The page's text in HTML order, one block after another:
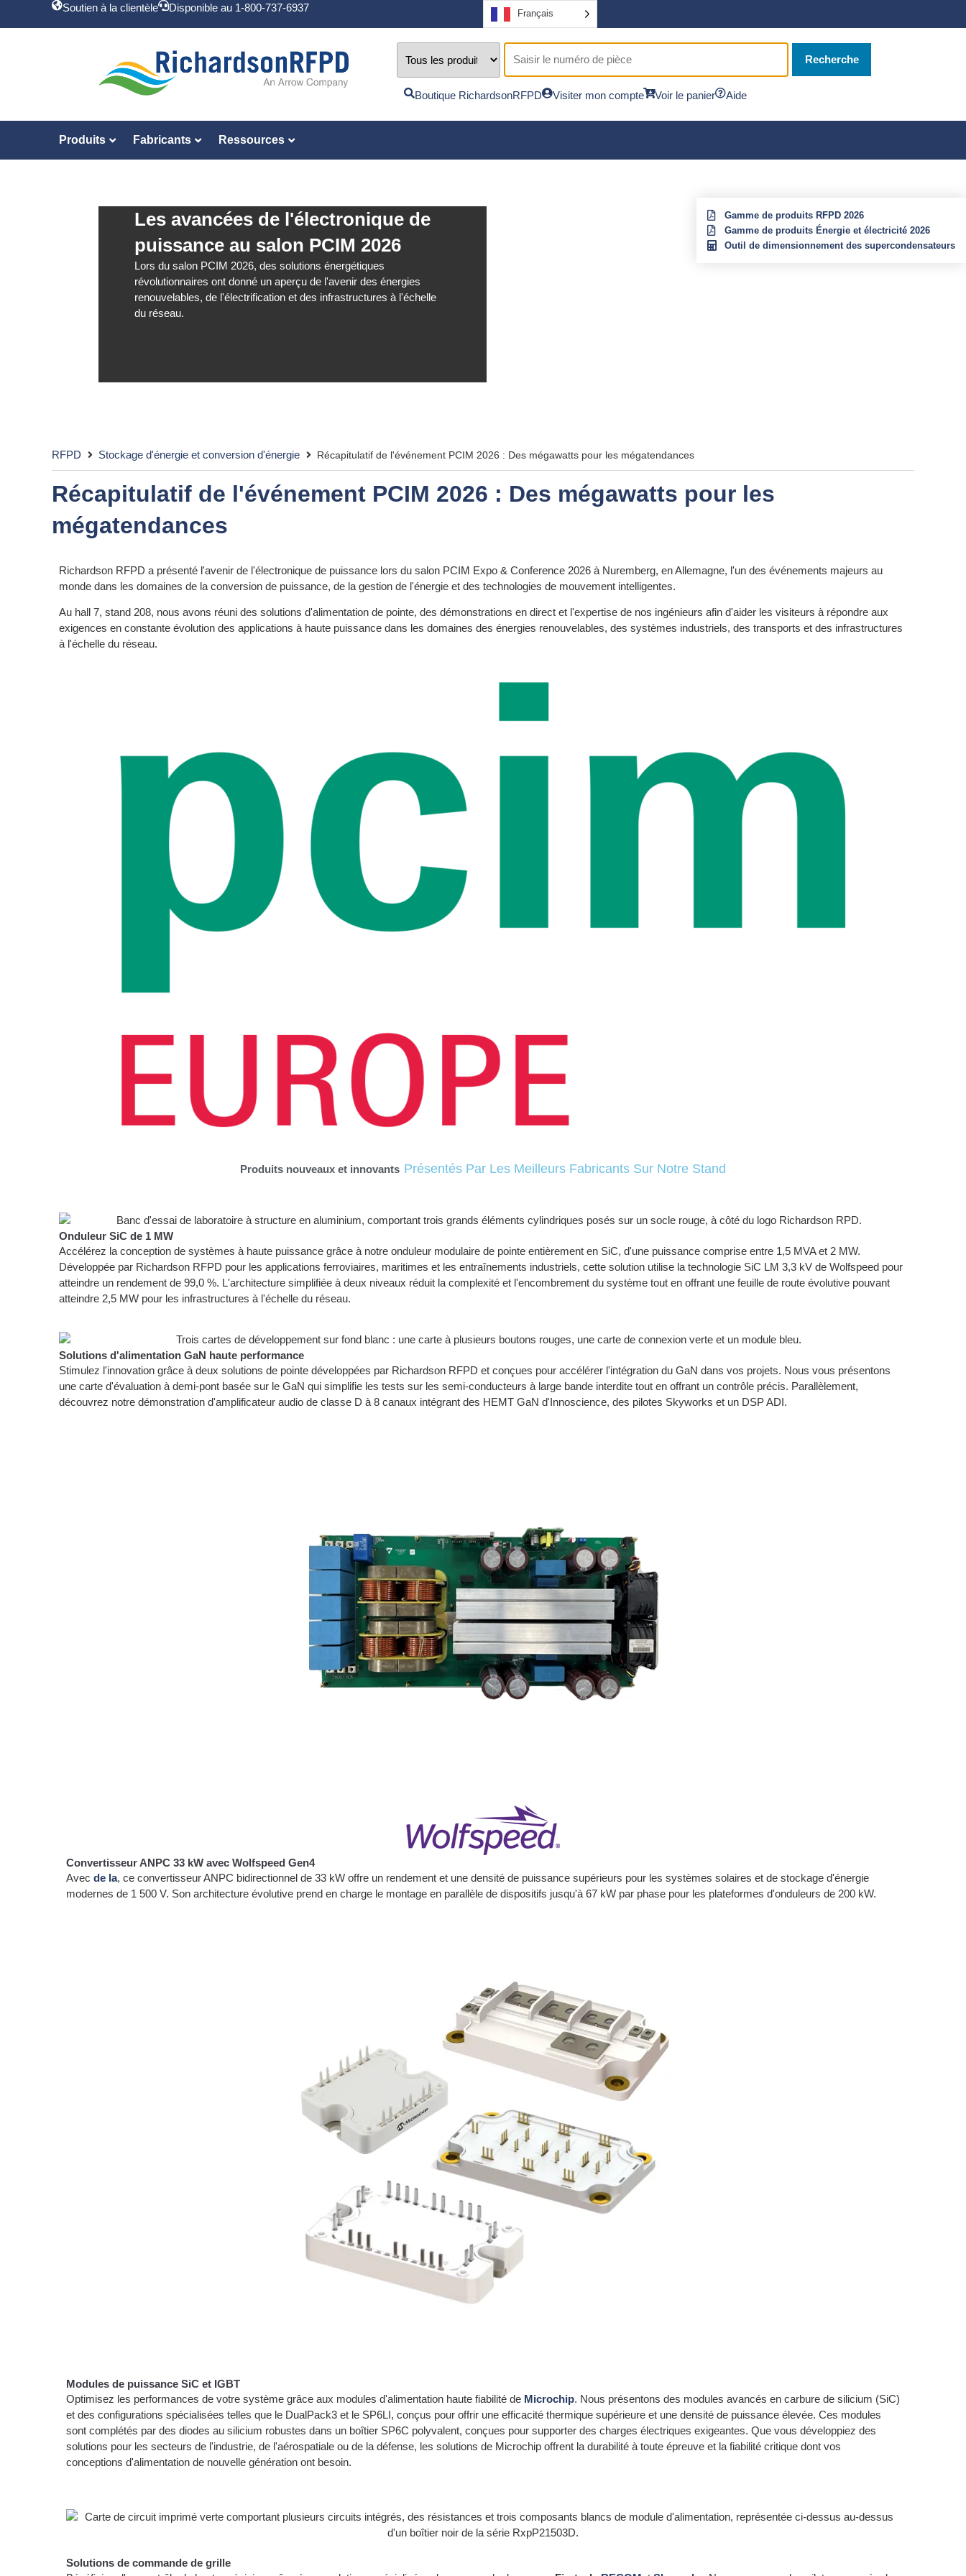
Soutien à la clientèle Disponible au 1-800-737-6937 Français
Recherche
Boutique RichardsonRFPD Visiter mon compte Voir le panier Aide
Produits Fabricants Ressources
Les avancées de l'électronique de
puissance au salon PCIM 2026
Lors du salon PCIM 2026, des solutions énergétiques
révolutionnaires ont donné un aperçu de l'avenir des énergies
renouvelables, de l'électrification et des infrastructures à l'échelle
du réseau.
Gamme de produits RFPD 2026
Gamme de produits Énergie et électricité 2026
Outil de dimensionnement des supercondensateurs
RFPD Stockage d'énergie et conversion d'énergie Récapitulatif de l'événement PCIM 2026 : Des mégawatts pour les mégatendances
Récapitulatif de l'événement PCIM 2026 : Des mégawatts pour les
mégatendances
Richardson RFPD a présenté l'avenir de l'électronique de puissance lors du salon PCIM Expo & Conference 2026 à Nuremberg, en Allemagne, l'un des événements majeurs au
monde dans les domaines de la conversion de puissance, de la gestion de l'énergie et des technologies de mouvement intelligentes.
Au hall 7, stand 208, nous avons réuni des solutions d'alimentation de pointe, des démonstrations en direct et l'expertise de nos ingénieurs afin d'aider les visiteurs à répondre aux
exigences en constante évolution des applications à haute puissance dans les domaines des énergies renouvelables, des systèmes industriels, des transports et des infrastructures
à l'échelle du réseau.
Produits nouveaux et innovants Présentés Par Les Meilleurs Fabricants Sur Notre Stand
Onduleur SiC de 1 MW
Accélérez la conception de systèmes à haute puissance grâce à notre onduleur modulaire de pointe entièrement en SiC, d'une puissance comprise entre 1,5 MVA et 2 MW.
Développée par Richardson RFPD pour les applications ferroviaires, maritimes et les entraînements industriels, cette solution utilise la technologie SiC LM 3,3 kV de Wolfspeed pour
atteindre un rendement de 99,0 %. L'architecture simplifiée à deux niveaux réduit la complexité et l'encombrement du système tout en offrant une feuille de route évolutive pouvant
atteindre 2,5 MW pour les infrastructures à l'échelle du réseau.
Solutions d'alimentation GaN haute performance
Stimulez l'innovation grâce à deux solutions de pointe développées par Richardson RFPD et conçues pour accélérer l'intégration du GaN dans vos projets. Nous vous présentons
une carte d'évaluation à demi-pont basée sur le GaN qui simplifie les tests sur les semi-conducteurs à large bande interdite tout en offrant un contrôle précis. Parallèlement,
découvrez notre démonstration d'amplificateur audio de classe D à 8 canaux intégrant des HEMT GaN d'Innoscience, des pilotes Skyworks et un DSP ADI.
Convertisseur ANPC 33 kW avec Wolfspeed Gen4
Avec de la, ce convertisseur ANPC bidirectionnel de 33 kW offre un rendement et une densité de puissance supérieurs pour les systèmes solaires et de stockage d'énergie
modernes de 1 500 V. Son architecture évolutive prend en charge le montage en parallèle de dispositifs jusqu'à 67 kW par phase pour les plateformes d'onduleurs de 200 kW.
Modules de puissance SiC et IGBT
Optimisez les performances de votre système grâce aux modules d'alimentation haute fiabilité de Microchip. Nous présentons des modules avancés en carbure de silicium (SiC)
et des configurations spécialisées telles que le DualPack3 et le SP6LI, conçus pour offrir une efficacité thermique supérieure et une densité de puissance élevée. Ces modules
sont complétés par des diodes au silicium robustes dans un boîtier SP6C polyvalent, conçues pour supporter des charges électriques exigeantes. Que vous développiez des
solutions pour les secteurs de l'industrie, de l'aérospatiale ou de la défense, les solutions de Microchip offrent la durabilité à toute épreuve et la fiabilité critique dont vos
conceptions d'alimentation de nouvelle génération ont besoin.
Solutions de commande de grille